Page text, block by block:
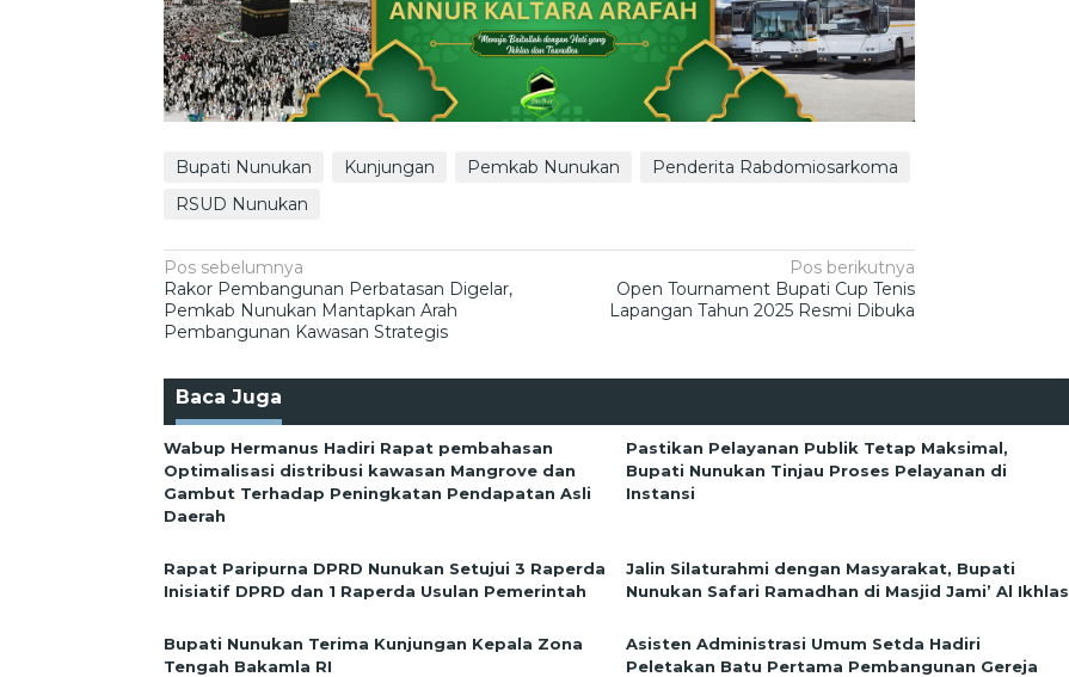
Bupati Nunukan Kunjungan Pemkab Nunukan
Penderita Rabdomiosarkoma
RSUD Nunukan
Navigasi
pos
Pos sebelumnya
Rakor Pembangunan Perbatasan Digelar,
Pemkab Nunukan Mantapkan Arah
Pembangunan Kawasan Strategis
Pos berikutnya
Open Tournament Bupati Cup Tenis
Lapangan Tahun 2025 Resmi Dibuka
Baca Juga
Wabup Hermanus Hadiri Rapat pembahasan
Optimalisasi distribusi kawasan Mangrove dan
Gambut Terhadap Peningkatan Pendapatan Asli
Daerah
Pastikan Pelayanan Publik Tetap Maksimal,
Bupati Nunukan Tinjau Proses Pelayanan di
Instansi
Rapat Paripurna DPRD Nunukan Setujui 3 Raperda
Inisiatif DPRD dan 1 Raperda Usulan Pemerintah
Jalin Silaturahmi dengan Masyarakat, Bupati
Nunukan Safari Ramadhan di Masjid Jami’ Al Ikhlas
Bupati Nunukan Terima Kunjungan Kepala Zona
Tengah Bakamla RI
Asisten Administrasi Umum Setda Hadiri
Peletakan Batu Pertama Pembangunan Gereja